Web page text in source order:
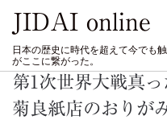
JIDAI online
日本の歴史に時代を超えて今でも
がここに繋がった。
第1次世界大戦真
菊良紙店のおりが